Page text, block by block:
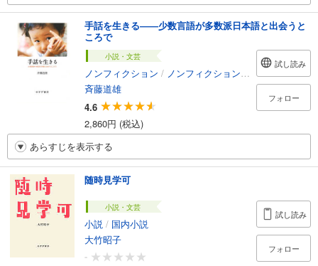
手話を生きる――少数言語が多数派日本語と出会うと
ころで
小説・文芸
ノンフィクション / ノンフィクション・ドキュメンタリー
斉藤道雄
4.6
2,860円 (税込)
試し読み
フォロー
あらすじを表示する
随時見学可
小説・文芸
小説 / 国内小説
大竹昭子
-
試し読み
フォロー